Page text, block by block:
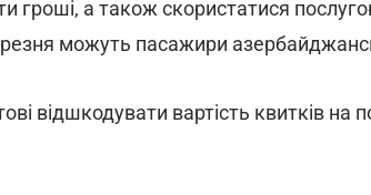
гроші, а також скористатися
можуть пасажири
відшкодувати вартість квитків на